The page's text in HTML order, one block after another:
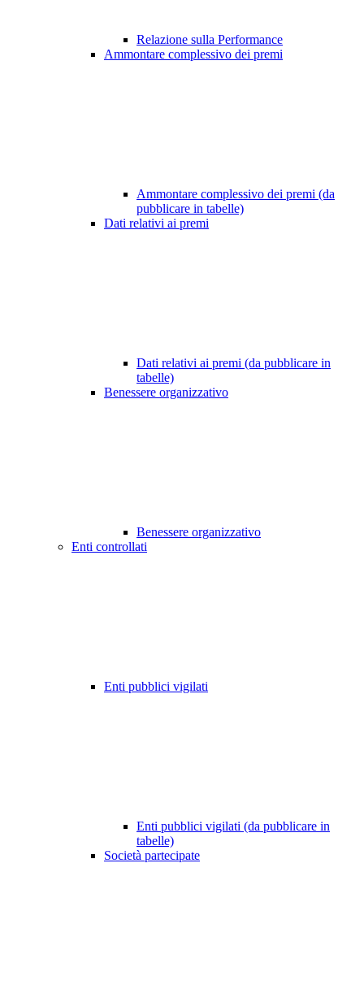
Relazione sulla Performance
Ammontare complessivo dei premi
Ammontare complessivo dei premi (da
pubblicare in tabelle)
Dati relativi ai premi
Dati relativi ai premi (da pubblicare in
tabelle)
Benessere organizzativo
Benessere organizzativo
Enti controllati
Enti pubblici vigilati
Enti pubblici vigilati (da pubblicare in
tabelle)
Società partecipate